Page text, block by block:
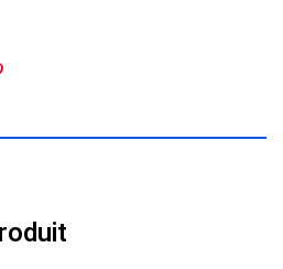
Pinterest